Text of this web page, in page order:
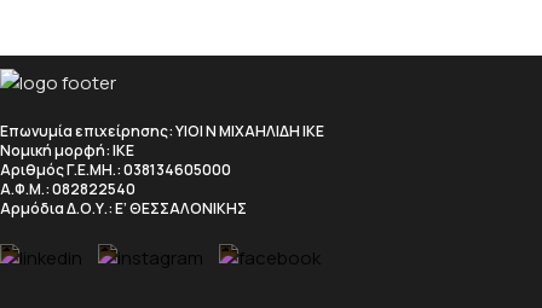
Επωνυμία επιχείρησης: ΥΙΟΙ Ν ΜΙΧΑΗΛΙΔΗ ΙΚΕ
Νομική μορφή: ΙΚΕ
Αριθμός Γ.Ε.ΜΗ.: 038134605000
Α.Φ.Μ.: 082822540
Αρμόδια Δ.Ο.Υ.: Ε’ ΘΕΣΣΑΛΟΝΙΚΗΣ